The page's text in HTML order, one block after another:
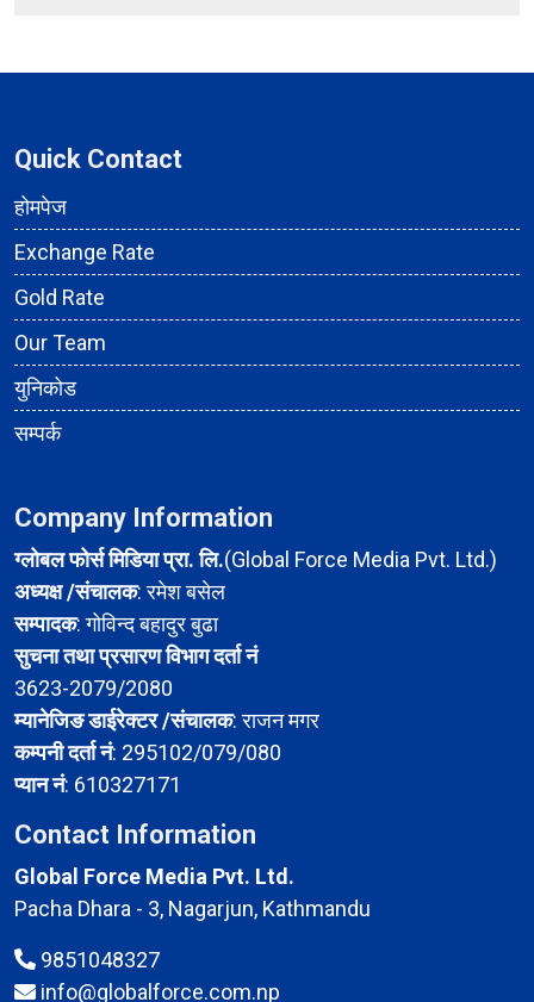
Quick Contact
होमपेज
Exchange Rate
Gold Rate
Our Team
युनिकोड
सम्पर्क
Company Information
ग्लोबल फोर्स मिडिया प्रा. लि.(Global Force Media Pvt. Ltd.)
अध्यक्ष /संचालक: रमेश बसेल
सम्पादक: गोविन्द बहादुर बुढा
सुचना तथा प्रसारण विभाग दर्ता नं
3623-2079/2080
म्यानेजिङ डाईरेक्टर /संचालक: राजन मगर
कम्पनी दर्ता नं: 295102/079/080
प्यान नं: 610327171
Contact Information
Global Force Media Pvt. Ltd.
Pacha Dhara - 3, Nagarjun, Kathmandu
9851048327
info@globalforce.com.np